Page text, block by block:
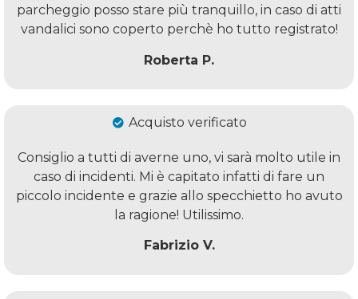
parcheggio posso stare più tranquillo, in caso di atti
vandalici sono coperto perchè ho tutto registrato!
Roberta P.
Acquisto verificato
Consiglio a tutti di averne uno, vi sarà molto utile in
caso di incidenti. Mi è capitato infatti di fare un
piccolo incidente e grazie allo specchietto ho avuto
la ragione! Utilissimo.
Fabrizio V.